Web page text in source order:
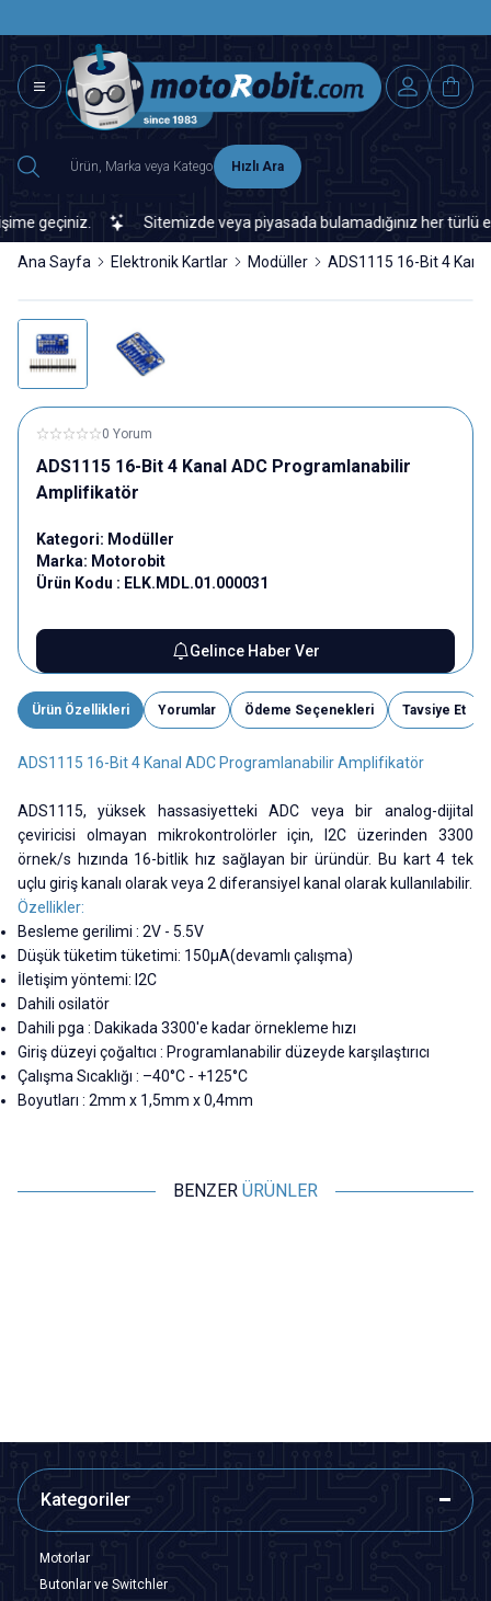
Hızlı Ara
geçiniz. Sitemizde veya piyasada bulamadığınız her türlü
Ana Sayfa Elektronik Kartlar Modüller ADS1115 16-Bit 4
0 Yorum
ADS1115 16-Bit 4 Kanal ADC Programlanabilir
Amplifikatör
Kategori: Modüller
Marka: Motorobit
Ürün Kodu : ELK.MDL.01.000031
Gelince Haber Ver
Ürün Özellikleri Yorumlar Ödeme Seçenekleri Tavsiye Et
ADS1115 16-Bit 4 Kanal ADC Programlanabilir Amplifikatör
ADS1115, yüksek hassasiyetteki ADC veya bir analog-dijital
çeviricisi olmayan mikrokontrolörler için, I2C üzerinden 3300
örnek/s hızında 16-bitlik hız sağlayan bir üründür. Bu kart 4 tek
uçlu giriş kanalı olarak veya 2 diferansiyel kanal olarak kullanılabilir.
Özellikler:
Besleme gerilimi : 2V - 5.5V
Düşük tüketim tüketimi: 150µA(devamlı çalışma)
İletişim yöntemi: I2C
Dahili osilatör
Dahili pga : Dakikada 3300'e kadar örnekleme hızı
Giriş düzeyi çoğaltıcı : Programlanabilir düzeyde karşılaştırıcı
Çalışma Sıcaklığı : –40°C - +125°C
Boyutları : 2mm x 1,5mm x 0,4mm
BENZER ÜRÜNLER
Kategoriler
Motorlar
Butonlar ve Switchler